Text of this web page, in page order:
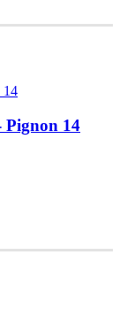
Pignon 14